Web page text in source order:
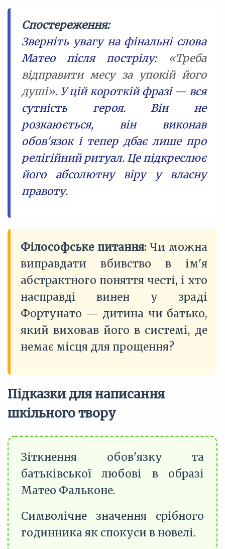
Спостереження:
Зверніть увагу на фінальні слова
Матео після пострілу: «Треба
відправити месу за упокій його
душі». У цій короткій фразі — вся
сутність героя. Він не
розкаюється, він виконав
обов'язок і тепер дбає лише про
релігійний ритуал. Це підкреслює
його абсолютну віру у власну
правоту.
Філософське питання:Чи можна
виправдати вбивство в ім'я
абстрактного поняття честі, і хто
насправді винен у зраді
Фортунато — дитина чи батько,
який виховав його в системі, де
немає місця для прощення?
Підказки для написання
шкільного твору
Зіткнення обов'язку та
батьківської любові в образі
Матео Фальконе.
Символічне значення срібного
годинника як спокуси в новелі.